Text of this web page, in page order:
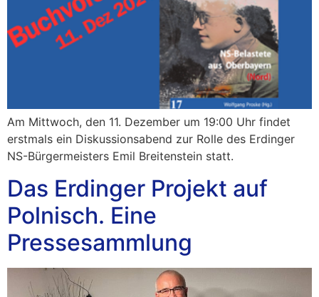
Am Mittwoch, den 11. Dezember um 19:00 Uhr findet
erstmals ein Diskussionsabend zur Rolle des Erdinger
NS-Bürgermeisters Emil Breitenstein statt.
Das Erdinger Projekt auf
Polnisch. Eine
Pressesammlung